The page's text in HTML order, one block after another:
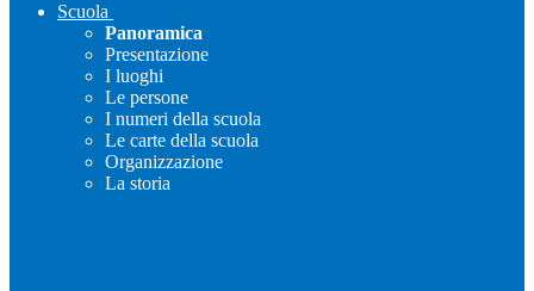
Scuola
Panoramica
Presentazione
I luoghi
Le persone
I numeri della scuola
Le carte della scuola
Organizzazione
La storia